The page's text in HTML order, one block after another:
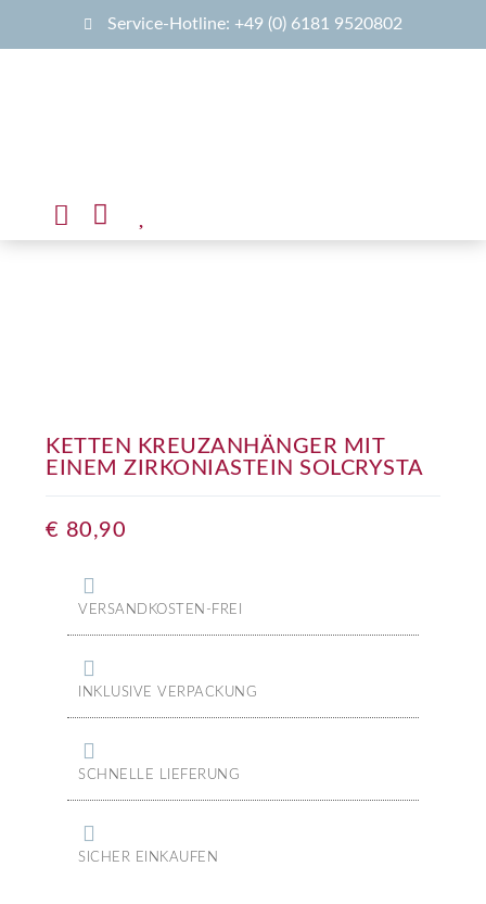
Service-Hotline: +49 (0) 6181 9520802
KETTEN KREUZANHÄNGER MIT
EINEM ZIRKONIASTEIN SOLCRYSTA
€ 80,90
VERSANDKOSTEN-FREI
INKLUSIVE VERPACKUNG
SCHNELLE LIEFERUNG
SICHER EINKAUFEN